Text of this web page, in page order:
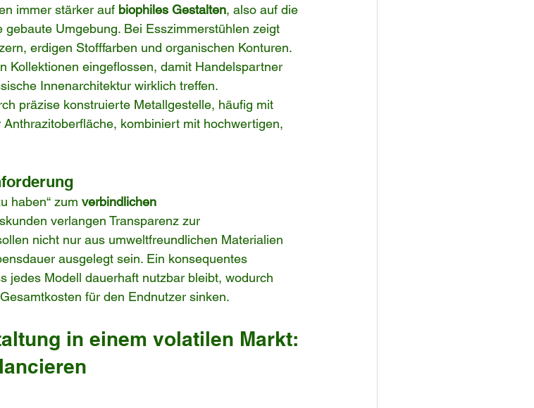
immer stärker auf biophiles Gestalten, also auf die
Umgebung. Bei Esszimmerstühlen zeigt
erdigen Stofffarben und organischen Konturen.
Kollektionen eingeflossen, damit Handelspartner
Innenarchitektur wirklich treffen.
präzise konstruierte Metallgestelle, häufig mit
kombiniert mit hochwertigen,
haben“ zum verbindlichen
verlangen Transparenz zur
nicht nur aus umweltfreundlichen Materialien
ausgelegt sein. Ein konsequentes
jedes Modell dauerhaft nutzbar bleibt, wodurch
für den Endnutzer sinken.
in einem volatilen Markt: